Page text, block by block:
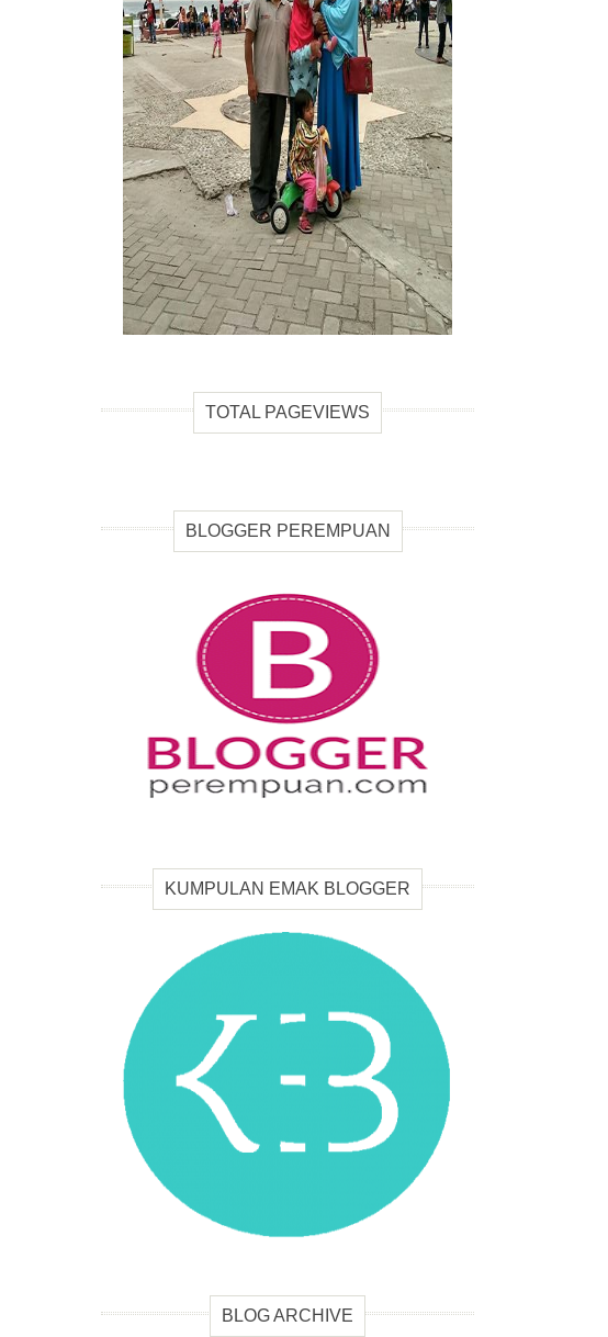
TOTAL PAGEVIEWS
BLOGGER PEREMPUAN
KUMPULAN EMAK BLOGGER
BLOG ARCHIVE